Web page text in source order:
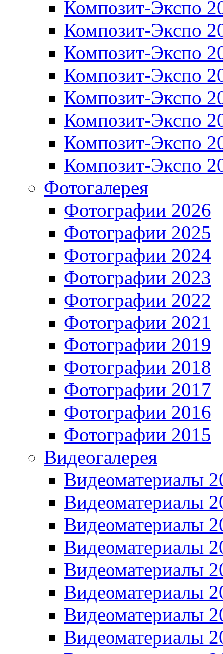
Композит-Экспо
Композит-Экспо
Композит-Экспо
Композит-Экспо
Композит-Экспо
Композит-Экспо
Композит-Экспо
Композит-Экспо
Фотогалерея
Фотографии 2026
Фотографии 2025
Фотографии 2024
Фотографии 2023
Фотографии 2022
Фотографии 2021
Фотографии 2019
Фотографии 2018
Фотографии 2017
Фотографии 2016
Фотографии 2015
Видеогалерея
Видеоматериалы
Видеоматериалы
Видеоматериалы
Видеоматериалы
Видеоматериалы
Видеоматериалы
Видеоматериалы
Видеоматериалы